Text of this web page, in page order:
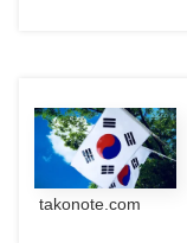
takonote.com